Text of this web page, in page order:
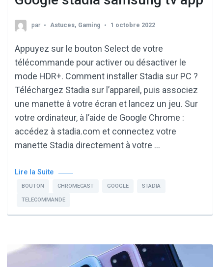
par Astuces, Gaming 1 octobre 2022
Appuyez sur le bouton Select de votre
télécommande pour activer ou désactiver le
mode HDR+. Comment installer Stadia sur PC ?
Téléchargez Stadia sur l’appareil, puis associez
une manette à votre écran et lancez un jeu. Sur
votre ordinateur, à l’aide de Google Chrome :
accédez à stadia.com et connectez votre
manette Stadia directement à votre …
Lire la Suite
BOUTON CHROMECAST GOOGLE STADIA
TELECOMMANDE